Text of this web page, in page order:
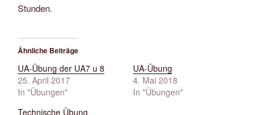
Stunden.
Ähnliche Beiträge
UA-Übung der UA7 u 8
25. April 2017
In "Übungen"
UA-Übung
4. Mai 2018
In "Übungen"
Technische Übung